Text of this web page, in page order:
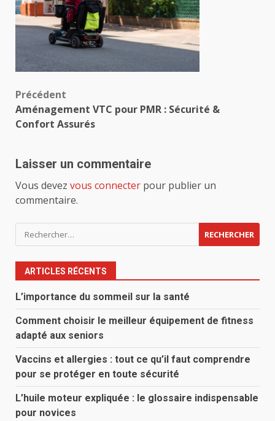
Navigation
d’article
Précédent
Aménagement VTC pour PMR : Sécurité &
Confort Assurés
Laisser un commentaire
Vous devez vous connecter pour publier un
commentaire.
Rechercher :
ARTICLES RÉCENTS
L’importance du sommeil sur la santé
Comment choisir le meilleur équipement de fitness
adapté aux seniors
Vaccins et allergies : tout ce qu’il faut comprendre
pour se protéger en toute sécurité
L’huile moteur expliquée : le glossaire indispensable
pour novices